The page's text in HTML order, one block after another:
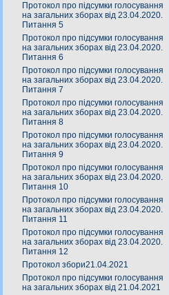
Протокол про підсумки голосування
на загальних зборах від 23.04.2020.
Питання 5
Протокол про підсумки голосування
на загальних зборах від 23.04.2020.
Питання 6
Протокол про підсумки голосування
на загальних зборах від 23.04.2020.
Питання 7
Протокол про підсумки голосування
на загальних зборах від 23.04.2020.
Питання 8
Протокол про підсумки голосування
на загальних зборах від 23.04.2020.
Питання 9
Протокол про підсумки голосування
на загальних зборах від 23.04.2020.
Питання 10
Протокол про підсумки голосування
на загальних зборах від 23.04.2020.
Питання 11
Протокол про підсумки голосування
на загальних зборах від 23.04.2020.
Питання 12
Протокол збори21.04.2021
Протокол про підсумки голосування
на загальних зборах від 21.04.2021